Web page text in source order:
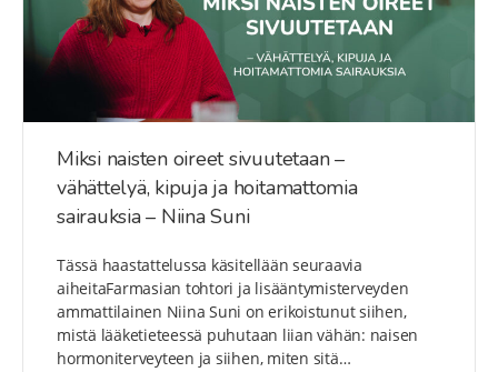
Miksi naisten oireet sivuutetaan –
vähättelyä, kipuja ja hoitamattomia
sairauksia – Niina Suni
Tässä haastattelussa käsitellään seuraavia
aiheitaFarmasian tohtori ja lisääntymisterveyden
ammattilainen Niina Suni on erikoistunut siihen,
mistä lääketieteessä puhutaan liian vähän: naisen
hormoniterveyteen ja siihen, miten sitä…